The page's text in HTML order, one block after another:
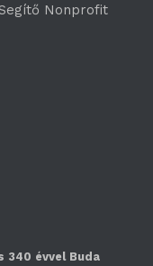
Nonprofit
340 évvel Buda